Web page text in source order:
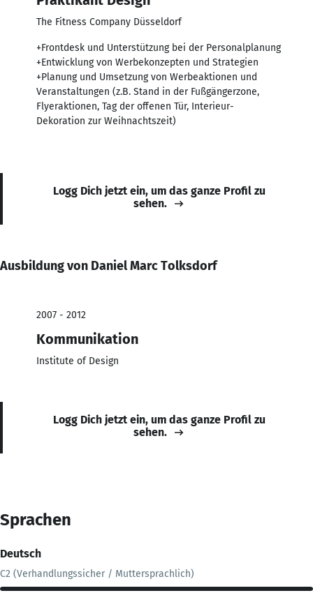
The Fitness Company Düsseldorf
+Frontdesk und Unterstützung bei der Personalplanung
+Entwicklung von Werbekonzepten und Strategien
+Planung und Umsetzung von Werbeaktionen und
Veranstaltungen (z.B. Stand in der Fußgängerzone,
Flyeraktionen, Tag der offenen Tür, Interieur-
Dekoration zur Weihnachtszeit)
Logg Dich jetzt ein, um das ganze Profil zu
sehen.
Ausbildung von Daniel Marc Tolksdorf
2007 - 2012
Kommunikation
Institute of Design
Logg Dich jetzt ein, um das ganze Profil zu
sehen.
Sprachen
Deutsch
C2 (Verhandlungssicher / Muttersprachlich)